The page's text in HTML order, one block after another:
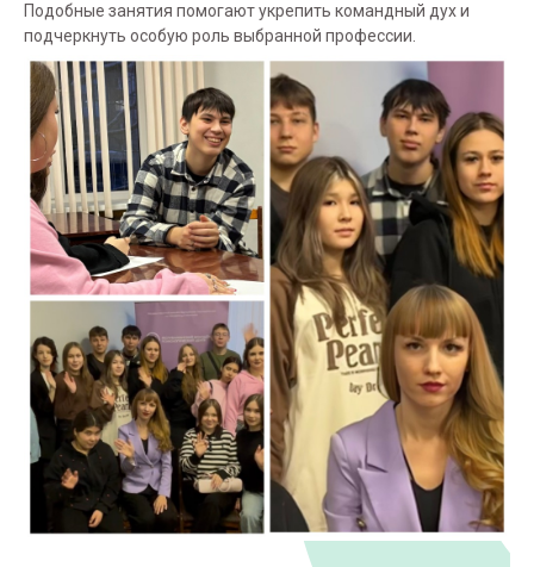
Подобные занятия помогают укрепить командный дух и
подчеркнуть особую роль выбранной профессии.